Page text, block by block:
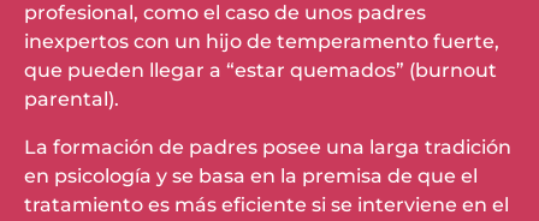
profesional, como el caso de unos padres
inexpertos con un hijo de temperamento fuerte,
que pueden llegar a “estar quemados” (burnout
parental).
La formación de padres posee una larga tradición
en psicología y se basa en la premisa de que el
tratamiento es más eficiente si se interviene en el